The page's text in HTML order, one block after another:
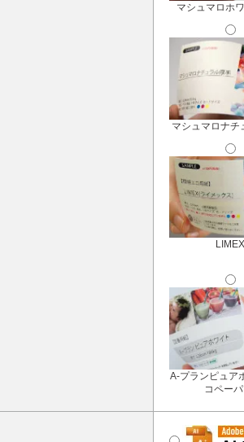
マシュマロホ
マシュマロナチ
A-プランピュア
コペー